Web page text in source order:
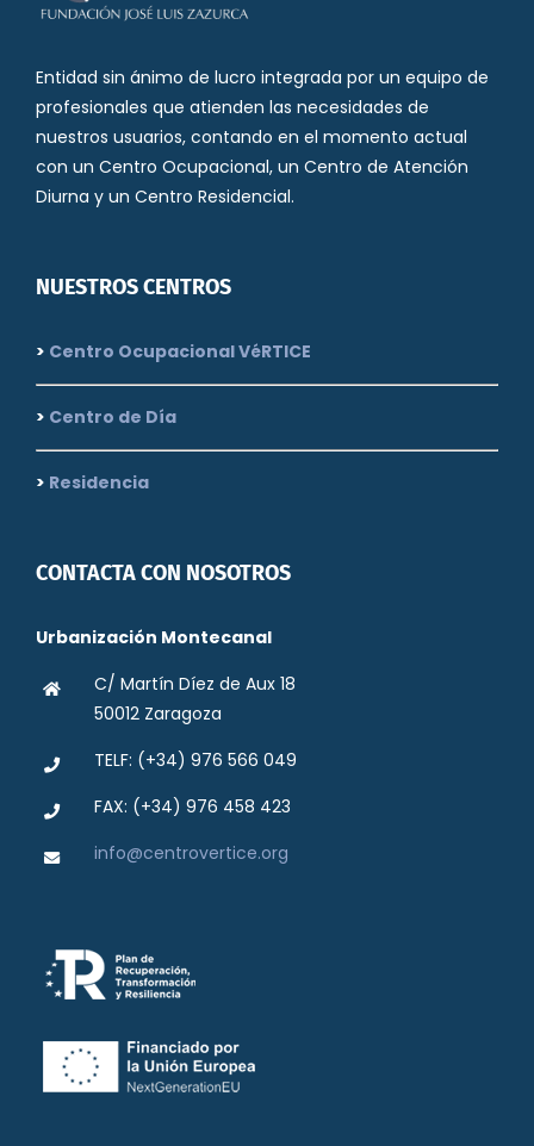
Entidad sin ánimo de lucro integrada por un equipo de
profesionales que atienden las necesidades de
nuestros usuarios, contando en el momento actual
con un Centro Ocupacional, un Centro de Atención
Diurna y un Centro Residencial.
NUESTROS CENTROS
> Centro Ocupacional VéRTICE
> Centro de Día
> Residencia
CONTACTA CON NOSOTROS
Urbanización Montecanal
C/ Martín Díez de Aux 18
50012 Zaragoza
TELF: (+34) 976 566 049
FAX: (+34) 976 458 423
info@centrovertice.org